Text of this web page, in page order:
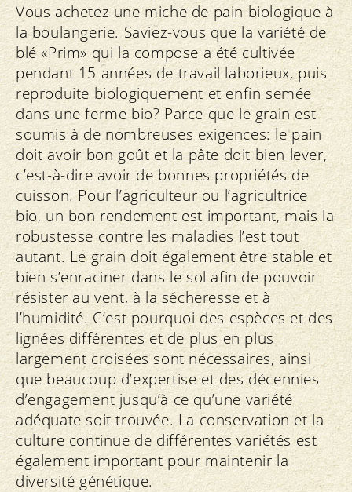
Vous achetez une miche de pain biologique à
la boulangerie. Saviez-vous que la variété de
blé «Prim» qui la compose a été cultivée
pendant 15 années de travail laborieux, puis
reproduite biologiquement et enfin semée
dans une ferme bio? Parce que le grain est
soumis à de nombreuses exigences: le pain
doit avoir bon goût et la pâte doit bien lever,
c’est-à-dire avoir de bonnes propriétés de
cuisson. Pour l’agriculteur ou l’agricultrice
bio, un bon rendement est important, mais la
robustesse contre les maladies l’est tout
autant. Le grain doit également être stable et
bien s’enraciner dans le sol afin de pouvoir
résister au vent, à la sécheresse et à
l’humidité. C’est pourquoi des espèces et des
lignées différentes et de plus en plus
largement croisées sont nécessaires, ainsi
que beaucoup d’expertise et des décennies
d’engagement jusqu’à ce qu’une variété
adéquate soit trouvée. La conservation et la
culture continue de différentes variétés est
également important pour maintenir la
diversité génétique.